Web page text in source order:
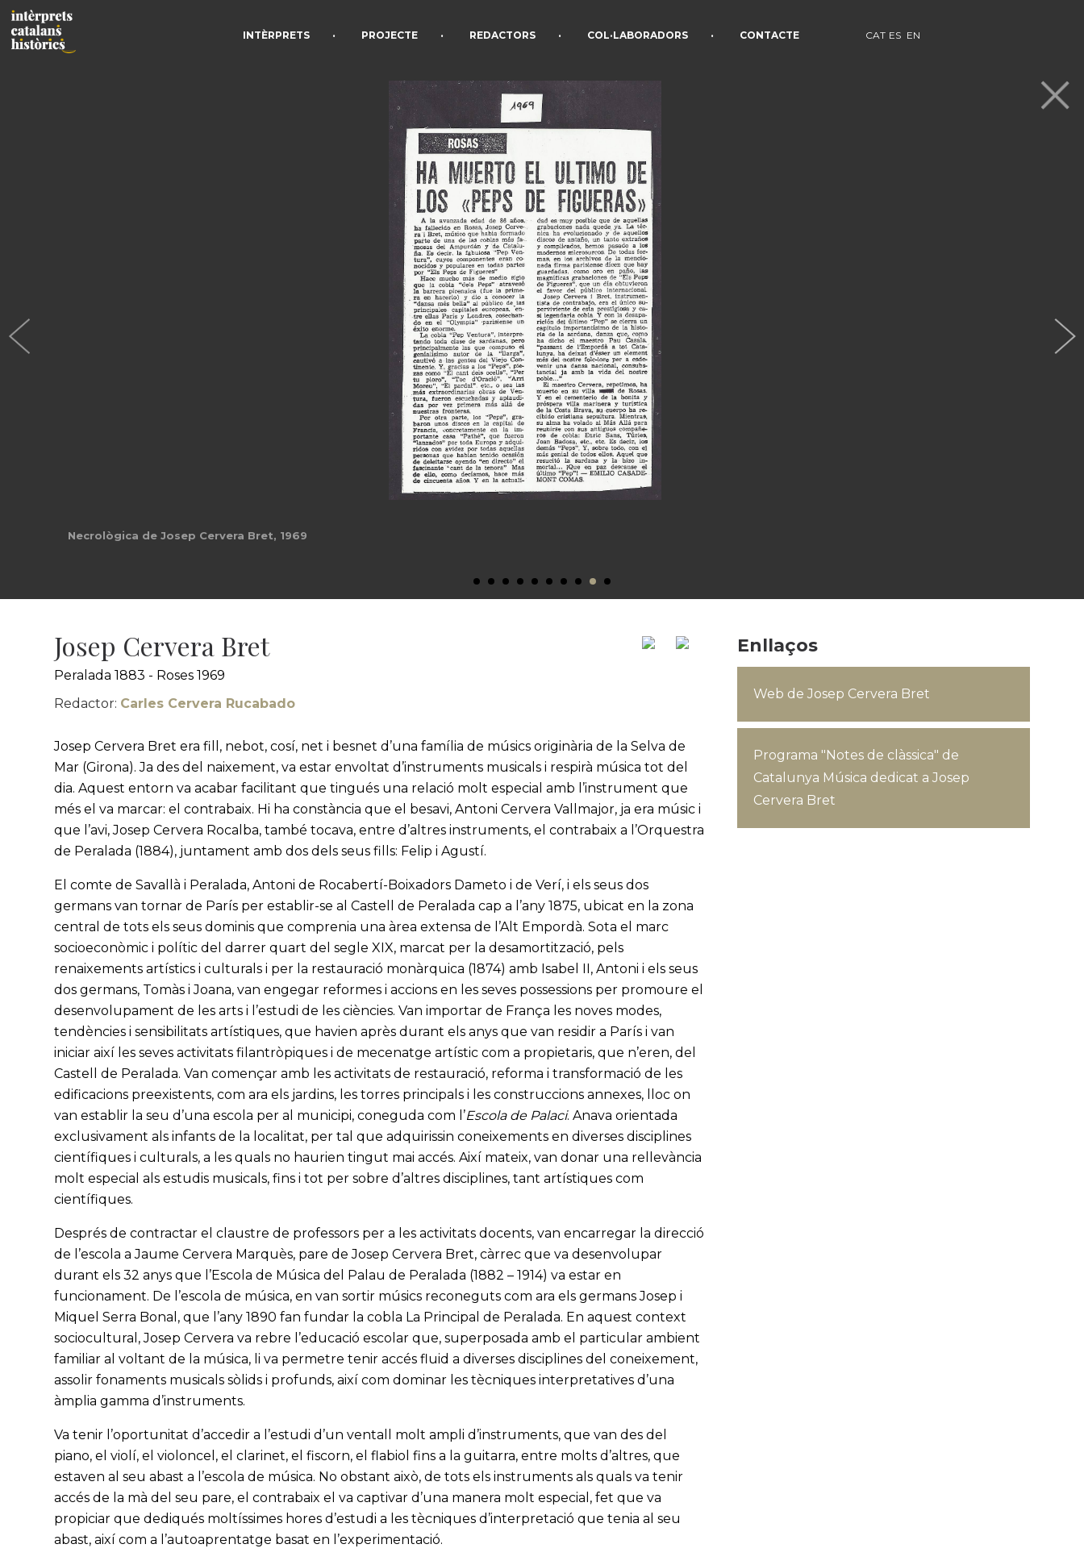
INTÈRPRETS • PROJECTE • REDACTORS • COL·LABORADORS • CONTACTE CAT ES EN
Josep Cervera tocant el contrabaix
Josep Cervera Bret
Peralada 1883 - Roses 1969
Redactor: Carles Cervera Rucabado
Josep Cervera Bret era fill, nebot, cosí, net i besnet d’una família de músics originària de la Selva de
Mar (Girona). Ja des del naixement, va estar envoltat d’instruments musicals i respirà música tot del
dia. Aquest entorn va acabar facilitant que tingués una relació molt especial amb l’instrument que
més el va marcar: el contrabaix. Hi ha constància que el besavi, Antoni Cervera Vallmajor, ja era músic i
que l’avi, Josep Cervera Rocalba, també tocava, entre d’altres instruments, el contrabaix a l’Orquestra
de Peralada (1884), juntament amb dos dels seus fills: Felip i Agustí.
El comte de Savallà i Peralada, Antoni de Rocabertí-Boixadors Dameto i de Verí, i els seus dos
germans van tornar de París per establir-se al Castell de Peralada cap a l’any 1875, ubicat en la zona
central de tots els seus dominis que comprenia una àrea extensa de l’Alt Empordà. Sota el marc
socioeconòmic i polític del darrer quart del segle XIX, marcat per la desamortització, pels
renaixements artístics i culturals i per la restauració monàrquica (1874) amb Isabel II, Antoni i els seus
dos germans, Tomàs i Joana, van engegar reformes i accions en les seves possessions per promoure el
desenvolupament de les arts i l’estudi de les ciències. Van importar de França les noves modes,
tendències i sensibilitats artístiques, que havien après durant els anys que van residir a París i van
iniciar així les seves activitats filantròpiques i de mecenatge artístic com a propietaris, que n’eren, del
Castell de Peralada. Van començar amb les activitats de restauració, reforma i transformació de les
edificacions preexistents, com ara els jardins, les torres principals i les construccions annexes, lloc on
van establir la seu d’una escola per al municipi, coneguda com l’Escola de Palaci. Anava orientada
exclusivament als infants de la localitat, per tal que adquirissin coneixements en diverses disciplines
científiques i culturals, a les quals no haurien tingut mai accés. Així mateix, van donar una rellevància
molt especial als estudis musicals, fins i tot per sobre d’altres disciplines, tant artístiques com
científiques.
Després de contractar el claustre de professors per a les activitats docents, van encarregar la direcció
de l’escola a Jaume Cervera Marquès, pare de Josep Cervera Bret, càrrec que va desenvolupar
durant els 32 anys que l’Escola de Música del Palau de Peralada (1882 – 1914) va estar en
funcionament. De l’escola de música, en van sortir músics reconeguts com ara els germans Josep i
Miquel Serra Bonal, que l’any 1890 fan fundar la cobla La Principal de Peralada. En aquest context
sociocultural, Josep Cervera va rebre l’educació escolar que, superposada amb el particular ambient
familiar al voltant de la música, li va permetre tenir accés fluid a diverses disciplines del coneixement,
assolir fonaments musicals sòlids i profunds, així com dominar les tècniques interpretatives d’una
àmplia gamma d’instruments.
Va tenir l’oportunitat d’accedir a l’estudi d’un ventall molt ampli d’instruments, que van des del
piano, el violí, el violoncel, el clarinet, el fiscorn, el flabiol fins a la guitarra, entre molts d’altres, que
estaven al seu abast a l’escola de música. No obstant això, de tots els instruments als quals va tenir
accés de la mà del seu pare, el contrabaix el va captivar d’una manera molt especial, fet que va
propiciar que dediqués moltíssimes hores d’estudi a les tècniques d’interpretació que tenia al seu
abast, així com a l’autoaprentatge basat en l’experimentació.
Enllaços
Web de Josep Cervera Bret
Programa "Notes de clàssica" de
Catalunya Música dedicat a Josep
Cervera Bret